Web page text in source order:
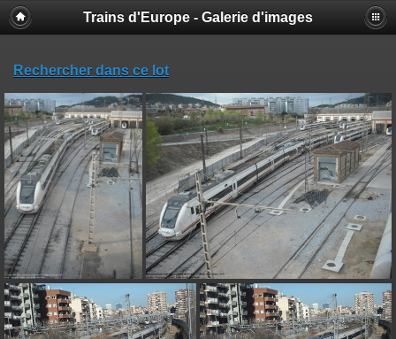
Trains d'Europe - Galerie d'images
Rechercher dans ce lot